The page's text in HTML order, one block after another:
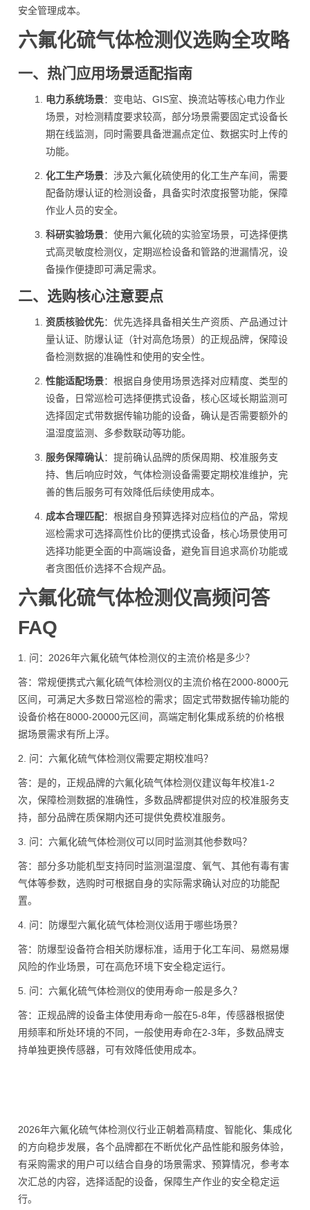
安全管理成本。
六氟化硫气体检测仪选购全攻略
一、热门应用场景适配指南
电力系统场景：变电站、GIS室、换流站等核心电力作业
场景，对检测精度要求较高，部分场景需要固定式设备长
期在线监测，同时需要具备泄漏点定位、数据实时上传的
功能。
化工生产场景：涉及六氟化硫使用的化工生产车间，需要
配备防爆认证的检测设备，具备实时浓度报警功能，保障
作业人员的安全。
科研实验场景：使用六氟化硫的实验室场景，可选择便携
式高灵敏度检测仪，定期巡检设备和管路的泄漏情况，设
备操作便捷即可满足需求。
二、选购核心注意要点
资质核验优先：优先选择具备相关生产资质、产品通过计
量认证、防爆认证（针对高危场景）的正规品牌，保障设
备检测数据的准确性和使用的安全性。
性能适配场景：根据自身使用场景选择对应精度、类型的
设备，日常巡检可选择便携式设备，核心区域长期监测可
选择固定式带数据传输功能的设备，确认是否需要额外的
温湿度监测、多参数联动等功能。
服务保障确认：提前确认品牌的质保周期、校准服务支
持、售后响应时效，气体检测设备需要定期校准维护，完
善的售后服务可有效降低后续使用成本。
成本合理匹配：根据自身预算选择对应档位的产品，常规
巡检需求可选择高性价比的便携式设备，核心场景使用可
选择功能更全面的中高端设备，避免盲目追求高价功能或
者贪图低价选择不合规产品。
六氟化硫气体检测仪高频问答
FAQ
1. 问：2026年六氟化硫气体检测仪的主流价格是多少？
答：常规便携式六氟化硫气体检测仪的主流价格在2000-8000元
区间，可满足大多数日常巡检的需求；固定式带数据传输功能的
设备价格在8000-20000元区间，高端定制化集成系统的价格根
据场景需求有所上浮。
2. 问：六氟化硫气体检测仪需要定期校准吗？
答：是的，正规品牌的六氟化硫气体检测仪建议每年校准1-2
次，保障检测数据的准确性，多数品牌都提供对应的校准服务支
持，部分品牌在质保期内还可提供免费校准服务。
3. 问：六氟化硫气体检测仪可以同时监测其他参数吗？
答：部分多功能机型支持同时监测温湿度、氧气、其他有毒有害
气体等参数，选购时可根据自身的实际需求确认对应的功能配
置。
4. 问：防爆型六氟化硫气体检测仪适用于哪些场景？
答：防爆型设备符合相关防爆标准，适用于化工车间、易燃易爆
风险的作业场景，可在高危环境下安全稳定运行。
5. 问：六氟化硫气体检测仪的使用寿命一般是多久？
答：正规品牌的设备主体使用寿命一般在5-8年，传感器根据使
用频率和所处环境的不同，一般使用寿命在2-3年，多数品牌支
持单独更换传感器，可有效降低使用成本。
2026年六氟化硫气体检测仪行业正朝着高精度、智能化、集成化
的方向稳步发展，各个品牌都在不断优化产品性能和服务体验，
有采购需求的用户可以结合自身的场景需求、预算情况，参考本
次汇总的内容，选择适配的设备，保障生产作业的安全稳定运
行。